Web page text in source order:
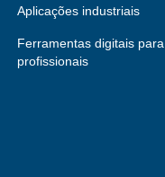
Aplicações industriais
Ferramentas digitais para
profissionais